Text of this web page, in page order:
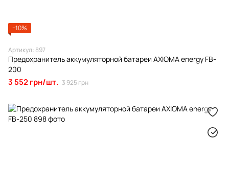
−10%
Артикул: 897
Предохранитель аккумуляторной батареи AXIOMA energy FB-
200
3 552 грн/шт. 3 925 грн